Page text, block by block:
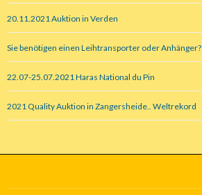
20.11.2021 Auktion in Verden
Sie benötigen einen Leihtransporter oder Anhänger?
22.07-25.07.2021 Haras National du Pin
2021 Quality Auktion in Zangersheide.. Weltrekord